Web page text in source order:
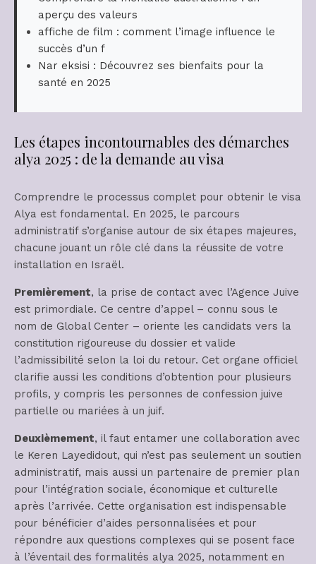
aperçu des valeurs
affiche de film : comment l’image influence le
succès d’un f
Nar eksisi : Découvrez ses bienfaits pour la
santé en 2025
Les étapes incontournables des démarches
alya 2025 : de la demande au visa
Comprendre le processus complet pour obtenir le visa
Alya est fondamental. En 2025, le parcours
administratif s’organise autour de six étapes majeures,
chacune jouant un rôle clé dans la réussite de votre
installation en Israël.
Premièrement, la prise de contact avec l’Agence Juive
est primordiale. Ce centre d’appel – connu sous le
nom de Global Center – oriente les candidats vers la
constitution rigoureuse du dossier et valide
l’admissibilité selon la loi du retour. Cet organe officiel
clarifie aussi les conditions d’obtention pour plusieurs
profils, y compris les personnes de confession juive
partielle ou mariées à un juif.
Deuxièmement, il faut entamer une collaboration avec
le Keren Layedidout, qui n’est pas seulement un soutien
administratif, mais aussi un partenaire de premier plan
pour l’intégration sociale, économique et culturelle
après l’arrivée. Cette organisation est indispensable
pour bénéficier d’aides personnalisées et pour
répondre aux questions complexes qui se posent face
à l’éventail des formalités alya 2025, notamment en